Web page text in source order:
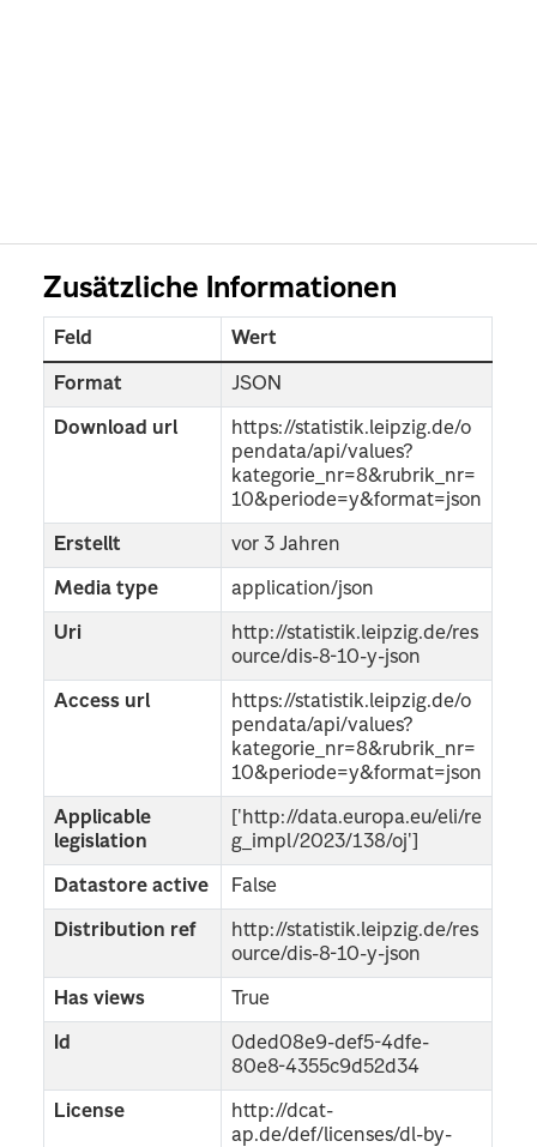
Zusätzliche Informationen
Feld Wert
Format JSON
Download url
https://statistik.leipzig.de/o
pendata/api/values?
kategorie_nr=8&rubrik_nr=
10&periode=y&format=json
Erstellt vor 3 Jahren
Media type application/json
Uri
http://statistik.leipzig.de/res
ource/dis-8-10-y-json
Access url
https://statistik.leipzig.de/o
pendata/api/values?
kategorie_nr=8&rubrik_nr=
10&periode=y&format=json
Applicable
legislation
['http://data.europa.eu/eli/re
g_impl/2023/138/oj']
Datastore active False
Distribution ref
http://statistik.leipzig.de/res
ource/dis-8-10-y-json
Has views True
Id
0ded08e9-def5-4dfe-
80e8-4355c9d52d34
License
http://dcat-
ap.de/def/licenses/dl-by-